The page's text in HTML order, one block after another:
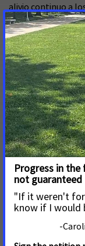
alivio continuo a
han visto
o que han podido
Para las personas
todos aquellos en
medida podría
extensión
pacientes y
están en
varios años,
expire la
con todos los
aumento de
nada para
niega a más de 2